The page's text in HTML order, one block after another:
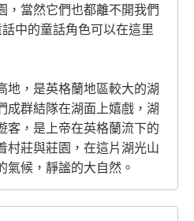
，當然它們也都離不開我們
中的童話角色可以在這里
地，是英格蘭地區較大的湖
成群結隊在湖面上嬉戲，湖
客，是上帝在英格蘭流下的
村莊與莊園，在這片湖光山
氣候，靜謐的大自然。